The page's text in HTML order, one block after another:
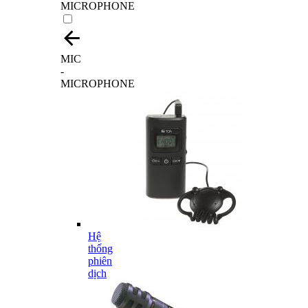
MICROPHONE
MIC
-
MICROPHONE
Hệ
thống
phiên
dịch